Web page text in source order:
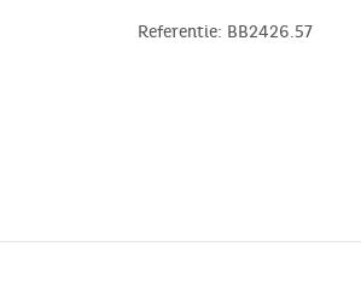
Referentie: BB2426.57